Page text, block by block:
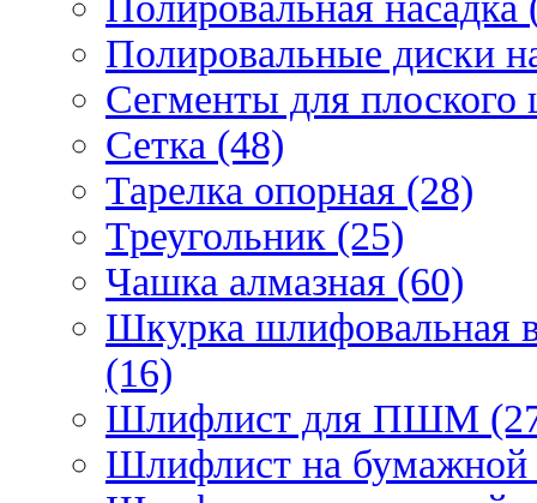
Полировальные диски
Сегменты для
Сетка (48)
Тарелка опорная (28)
Треугольник (25)
Чашка алмазная (60)
Шкурка шлифовальная
(16)
Шлифлист для ПШМ
Шлифлист на бумажной